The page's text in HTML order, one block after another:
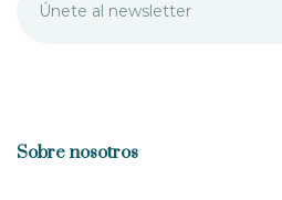
Sobre nosotros